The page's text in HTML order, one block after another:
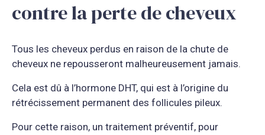
contre la perte de cheveux
Tous les cheveux perdus en raison de la chute de
cheveux ne repousseront malheureusement jamais.
Cela est dû à l’hormone DHT, qui est à l’origine du
rétrécissement permanent des follicules pileux.
Pour cette raison, un traitement préventif, pour